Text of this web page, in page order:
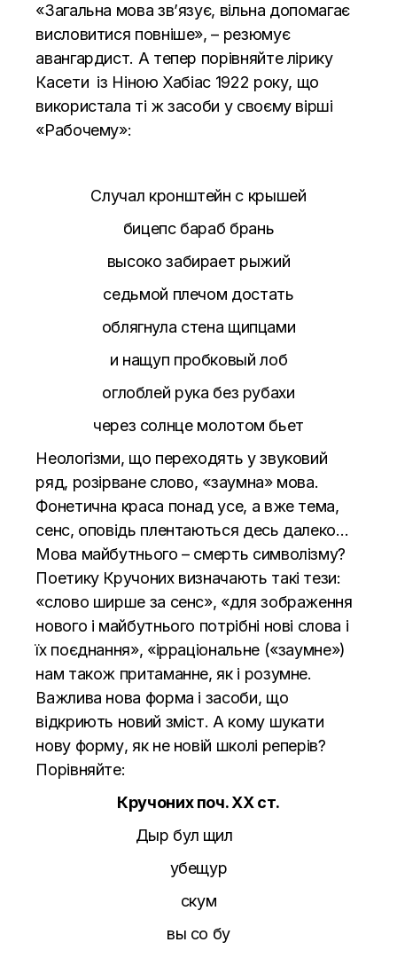
«Загальна мова зв’язує, вільна допомагає
висловитися повніше», – резюмує
авангардист. А тепер порівняйте лірику
Касети із Ніною Хабіас 1922 року, що
використала ті ж засоби у своєму вірші
«Рабочему»:
Случал кронштейн с крышей
бицепс бараб брань
высоко забирает рыжий
седьмой плечом достать
облягнула стена щипцами
и нащуп пробковый лоб
оглоблей рука без рубахи
через солнце молотом бьет
Неологізми, що переходять у звуковий
ряд, розірване слово, «заумна» мова.
Фонетична краса понад усе, а вже тема,
сенс, оповідь плентаються десь далеко…
Мова майбутнього – смерть символізму?
Поетику Кручоних визначають такі тези:
«слово ширше за сенс», «для зображення
нового і майбутнього потрібні нові слова і
їх поєднання», «ірраціональне («заумне»)
нам також притаманне, як і розумне.
Важлива нова форма і засоби, що
відкриють новий зміст. А кому шукати
нову форму, як не новій школі реперів?
Порівняйте:
Кручоних поч. ХХ ст.
Дыр бул щил
убещур
скум
вы со бу